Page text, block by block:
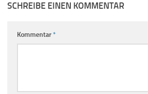
SCHREIBE EINEN KOMMENTAR
Kommentar*